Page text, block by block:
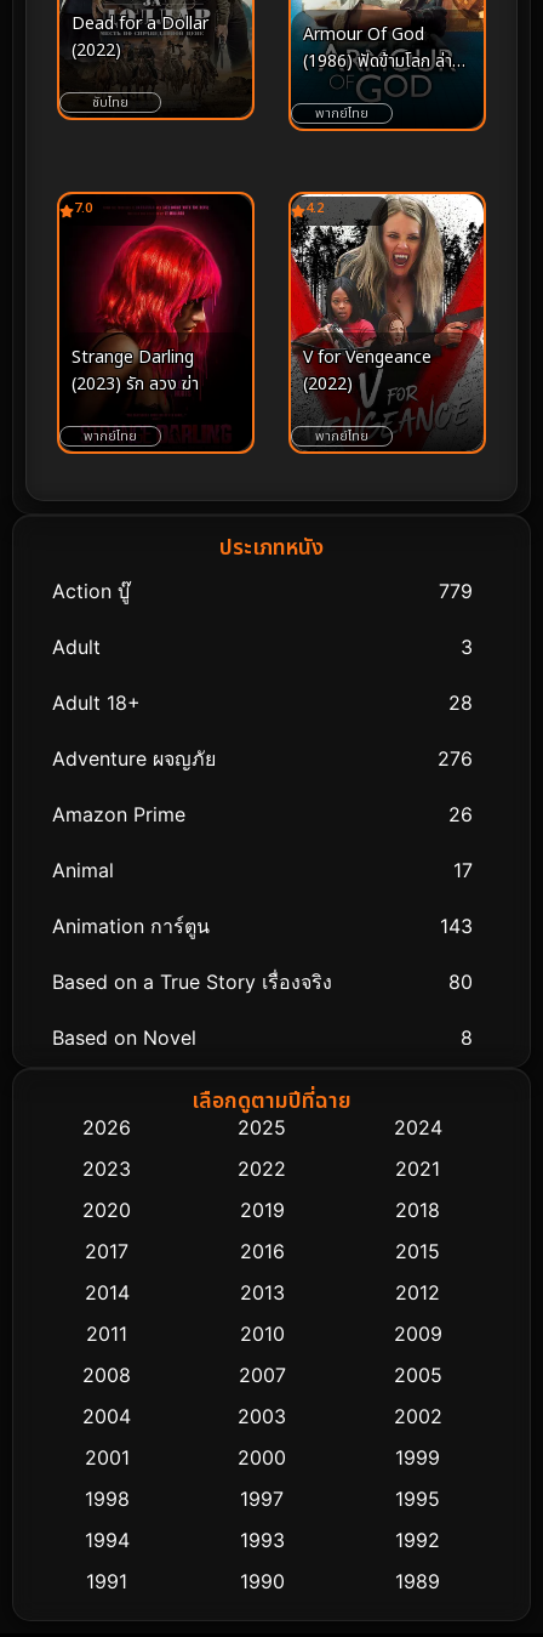
Dead for a Dollar
(2022)
ซับไทย
Armour Of God
(1986) ฟัดข้ามโลก ล่าสุด
แผ่นดิน
พากย์ไทย
7.0
Strange Darling
(2023) รัก ลวง ฆ่า
พากย์ไทย
4.2
V for Vengeance
(2022)
พากย์ไทย
ประเภทหนัง
Action บู๊ 779
Adult 3
Adult 18+ 28
Adventure ผจญภัย 276
Amazon Prime 26
Animal 17
Animation การ์ตูน 143
Based on a True Story เรื่องจริง 80
Based on Novel 8
Biography ชีวิตจริง
Classic หนังคลาสสิก
Comedy ตลก 453
Crime อาชญากรรม 530
Cult Film
Dance เต้น
Detective สืบสวน
เลือกดูตามปีที่ฉาย
2026 2025
2024
2023
2022
2021
2020
2019
2018
2017
2016
2015
2014
2013
2012
2011
2010
2009
2008
2007
2005
2004
2003
2002
2001
2000
1999
1998
1997
1995
1994
1993
1992
1991
1990
1989
1988
1986
1985